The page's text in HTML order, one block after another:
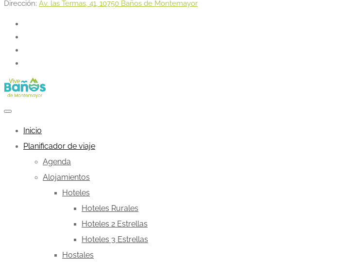
Dirección: Av. las Termas, 41, 10750 Baños de Montemayor
Inicio
Planificador de viaje
Agenda
Alojamientos
Hoteles
Hoteles Rurales
Hoteles 2 Estrellas
Hoteles 3 Estrellas
Hostales